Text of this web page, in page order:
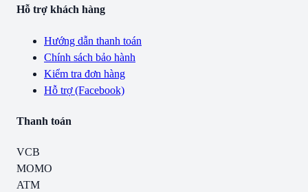
Hỗ trợ khách hàng
Hướng dẫn thanh toán
Chính sách bảo hành
Kiểm tra đơn hàng
Hỗ trợ (Facebook)
Thanh toán
VCB
MOMO
ATM